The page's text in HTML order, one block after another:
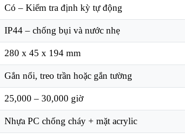
Có – Kiểm tra định kỳ tự động
IP44 – chống bụi và nước nhẹ
280 x 45 x 194 mm
Gắn nổi, treo trần hoặc gắn tường
25,000 – 30,000 giờ
Nhựa PC chống cháy + mặt acrylic